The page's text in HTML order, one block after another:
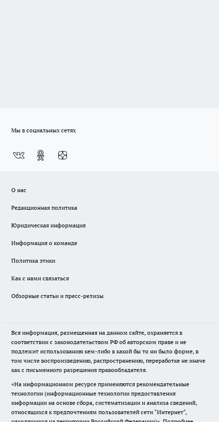
Мы в социальных сетях
О нас
Редакционная политика
Юридическая информация
Информация о команде
Политика этики
Как с нами связаться
Обзорные статьи и пресс-релизы
Вся информация, размещенная на данном сайте, охраняется в
соответствии с законодательством РФ об авторском праве и не
подлежит использованию кем-либо в какой бы то ни было форме, в
том числе воспроизведению, распространению, переработке не иначе
как с письменного разрешения правообладателя.
«На информационном ресурсе применяются рекомендательные
технологии (информационные технологии предоставления
информации на основе сбора, систематизации и анализа сведений,
относящихся к предпочтениям пользователей сети "Интернет",